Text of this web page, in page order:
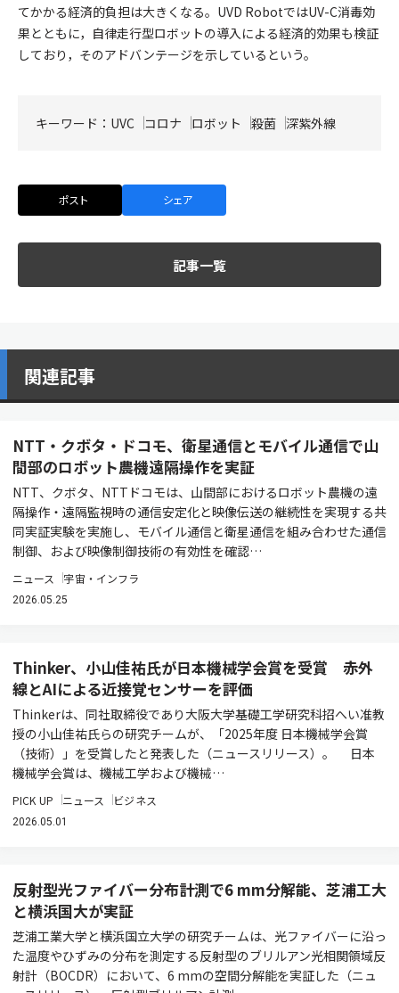
てかかる経済的負担は大きくなる。UVD RobotではUV-C消毒効
果とともに，自律走行型ロボットの導入による経済的効果も検証
しており，そのアドバンテージを示しているという。
キーワード： UVC コロナ ロボット 殺菌 深紫外線
ポスト シェア
記事一覧
関連記事
NTT・クボタ・ドコモ、衛星通信とモバイル通信で山
間部のロボット農機遠隔操作を実証
NTT、クボタ、NTTドコモは、山間部におけるロボット農機の遠
隔操作・遠隔監視時の通信安定化と映像伝送の継続性を実現する共
同実証実験を実施し、モバイル通信と衛星通信を組み合わせた通信
制御、および映像制御技術の有効性を確認…
ニュース 宇宙・インフラ
2026.05.25
Thinker、小山佳祐氏が日本機械学会賞を受賞 赤外
線とAIによる近接覚センサーを評価
Thinkerは、同社取締役であり大阪大学基礎工学研究科招へい准教
授の小山佳祐氏らの研究チームが、「2025年度 日本機械学会賞
（技術）」を受賞したと発表した（ニュースリリース）。 日本
機械学会賞は、機械工学および機械…
PICK UP ニュース ビジネス
2026.05.01
反射型光ファイバー分布計測で6 mm分解能、芝浦工大
と横浜国大が実証
芝浦工業大学と横浜国立大学の研究チームは、光ファイバーに沿っ
た温度やひずみの分布を測定する反射型のブリルアン光相関領域反
射計（BOCDR）において、6 mmの空間分解能を実証した（ニュ